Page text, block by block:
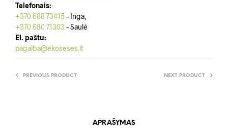
Telefonais:
+370 688 73415– Inga,
+370 680 71303 – Saulė
El. paštu:
pagalba@ekoseses.lt
PREVIOUS PRODUCT NEXT PRODUCT
APRAŠYMAS